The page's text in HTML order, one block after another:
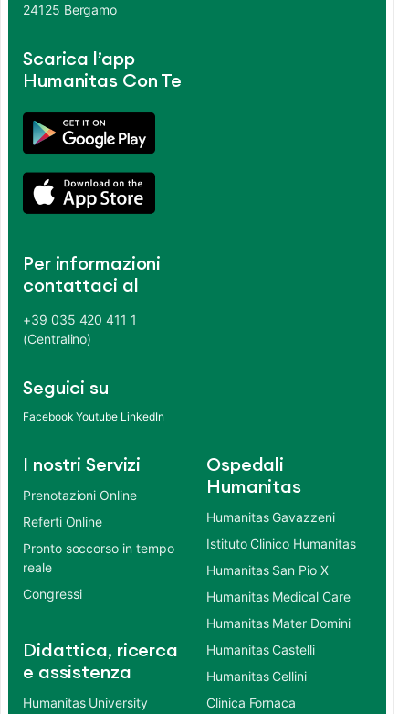
24125 Bergamo
Scarica l’app
Humanitas Con Te
Per informazioni
contattaci al
+39 035 420 411 1
(Centralino)
Seguici su
Facebook Youtube LinkedIn
I nostri Servizi
Prenotazioni Online
Referti Online
Pronto soccorso in tempo
reale
Congressi
Didattica, ricerca
e assistenza
Humanitas University
Ospedali
Humanitas
Humanitas Gavazzeni
Istituto Clinico Humanitas
Humanitas San Pio X
Humanitas Medical Care
Humanitas Mater Domini
Humanitas Castelli
Humanitas Cellini
Clinica Fornaca